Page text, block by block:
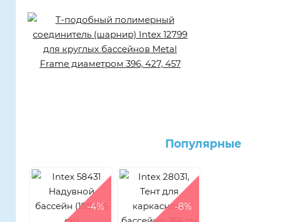
Популярные
-4% -8%